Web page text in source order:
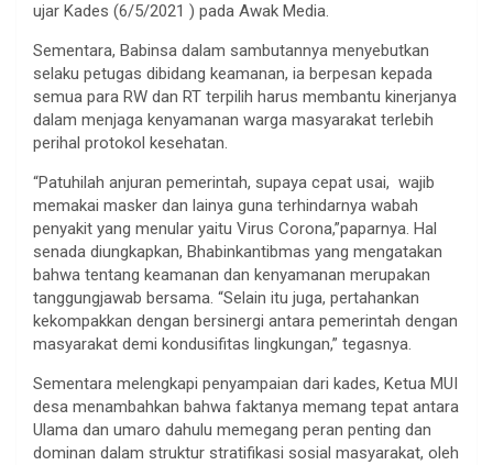
ujar Kades (6/5/2021 ) pada Awak Media.
Sementara, Babinsa dalam sambutannya menyebutkan
selaku petugas dibidang keamanan, ia berpesan kepada
semua para RW dan RT terpilih harus membantu kinerjanya
dalam menjaga kenyamanan warga masyarakat terlebih
perihal protokol kesehatan.
“Patuhilah anjuran pemerintah, supaya cepat usai, wajib
memakai masker dan lainya guna terhindarnya wabah
penyakit yang menular yaitu Virus Corona,”paparnya. Hal
senada diungkapkan, Bhabinkantibmas yang mengatakan
bahwa tentang keamanan dan kenyamanan merupakan
tanggungjawab bersama. “Selain itu juga, pertahankan
kekompakkan dengan bersinergi antara pemerintah dengan
masyarakat demi kondusifitas lingkungan,” tegasnya.
Sementara melengkapi penyampaian dari kades, Ketua MUI
desa menambahkan bahwa faktanya memang tepat antara
Ulama dan umaro dahulu memegang peran penting dan
dominan dalam struktur stratifikasi sosial masyarakat, oleh